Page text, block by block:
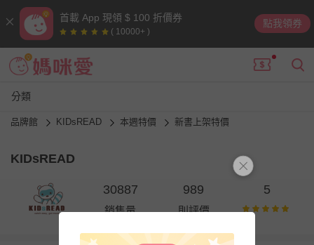
首載 App 現領 $ 100 折價券
( 10000+ )
點我領券
分類
品牌館 KIDsREAD 本週特價 新書上架特價
KIDsREAD
30887
銷售量
989
則評價
5